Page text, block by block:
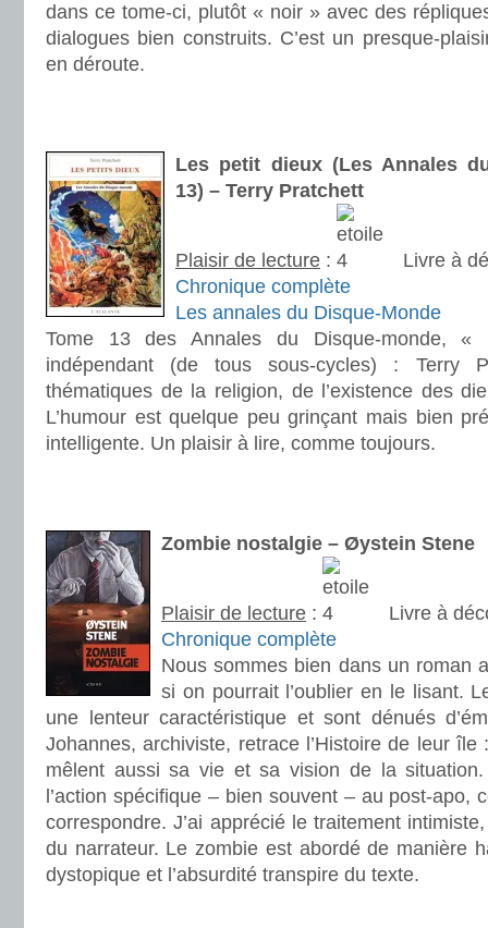
dans ce tome-ci, plutôt « noir » avec des
dialogues bien construits. C’est un presque-
en déroute.
Les petit dieux (Les Annales
13) – Terry Pratchett
Plaisir de lecture :
Livre à
Chronique complète
Les annales du Disque-Monde
Tome 13 des Annales du Disque-monde,
indépendant (de tous sous-cycles) : Terry
thématiques de la religion, de l’existence des
L’humour est quelque peu grinçant mais bien
intelligente. Un plaisir à lire, comme toujours.
Zombie nostalgie – Øystein Stene
Plaisir de lecture :
Livre à
Chronique complète
Nous sommes bien dans un roman
si on pourrait l’oublier en le lisant.
une lenteur caractéristique et sont dénués
Johannes, archiviste, retrace l’Histoire de leur
mêlent aussi sa vie et sa vision de la
l’action spécifique – bien souvent – au post-apo,
correspondre. J’ai apprécié le traitement
du narrateur. Le zombie est abordé de manière
dystopique et l’absurdité transpire du texte.